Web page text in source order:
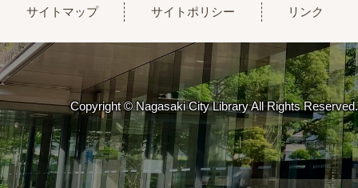
サイトマップ サイトポリシー リンク
Copyright © Nagasaki City Library All Rights Reserved.